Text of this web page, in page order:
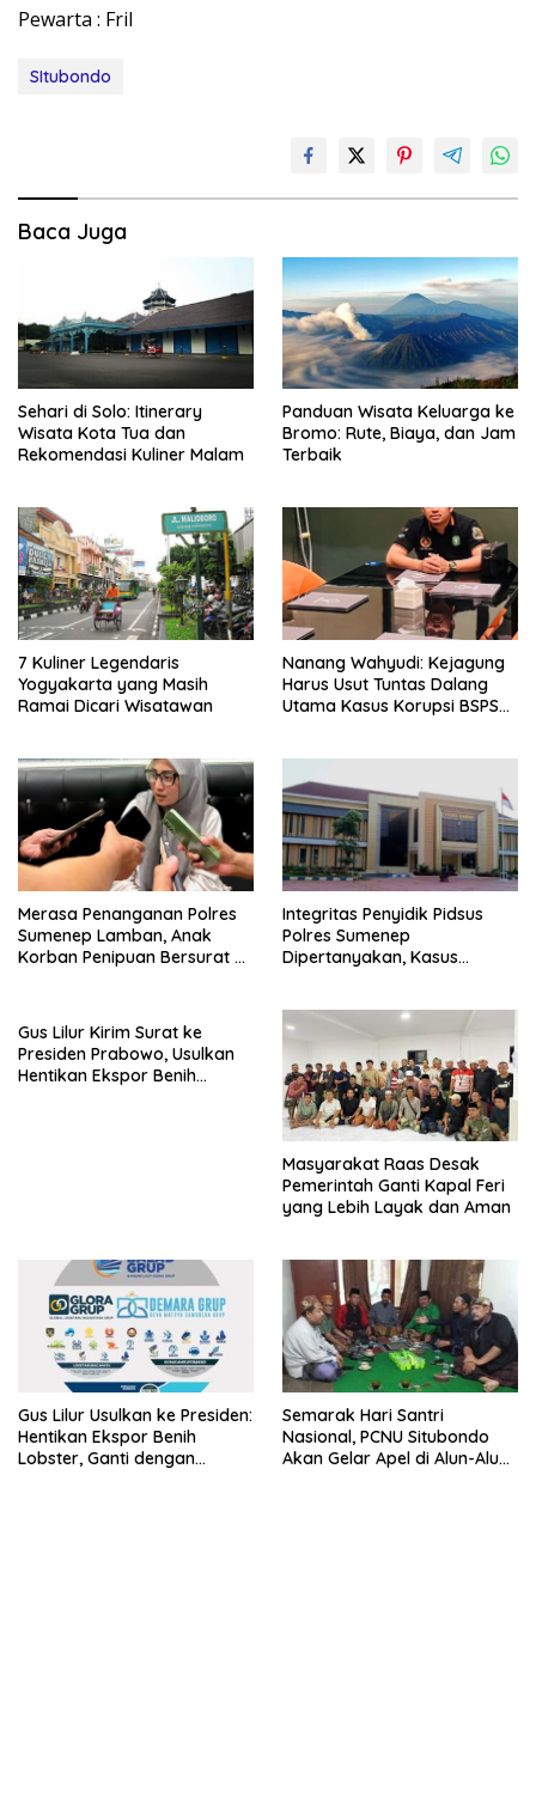
Pewarta : Fril
SItubondo
Baca Juga
Sehari di Solo: Itinerary
Wisata Kota Tua dan
Rekomendasi Kuliner Malam
Panduan Wisata Keluarga ke
Bromo: Rute, Biaya, dan Jam
Terbaik
7 Kuliner Legendaris
Yogyakarta yang Masih
Ramai Dicari Wisatawan
Nanang Wahyudi: Kejagung
Harus Usut Tuntas Dalang
Utama Kasus Korupsi BSPS
Merasa Penanganan Polres
Sumenep Lamban, Anak
Korban Penipuan Bersurat ke
Integritas Penyidik Pidsus
Polres Sumenep
Dipertanyakan, Kasus
Kepastian
Gus Lilur Kirim Surat ke
Presiden Prabowo, Usulkan
Hentikan Ekspor Benih
Masyarakat Raas Desak
Pemerintah Ganti Kapal Feri
yang Lebih Layak dan Aman
Gus Lilur Usulkan ke Presiden:
Hentikan Ekspor Benih
Lobster, Ganti dengan
Semarak Hari Santri
Nasional, PCNU Situbondo
Akan Gelar Apel di Alun-Alun